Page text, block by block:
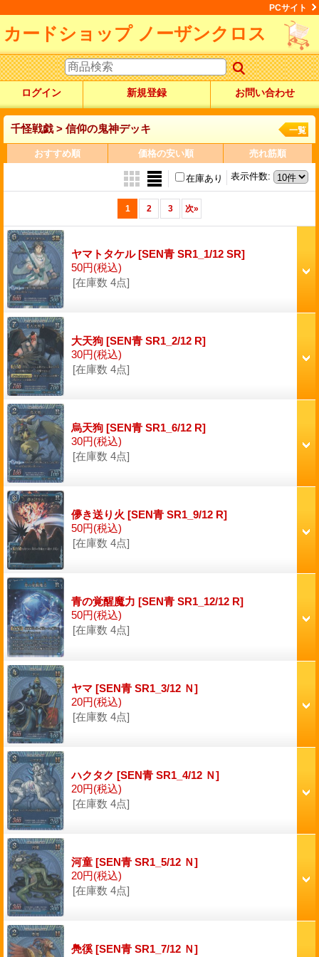
PCサイト
カードショップ ノーザンクロス
ログイン 新規登録 お問い合わせ
千怪戦戯 > 信仰の鬼神デッキ 一覧
おすすめ順 価格の安い順 売れ筋順
表示件数:
在庫あり
1 2 3 次»
ヤマトタケル[SEN青 SR1_1/12 SR]
50円(税込)
[在庫数 4点]
大天狗 [SEN青 SR1_2/12 R]
30円(税込)
[在庫数 4点]
烏天狗 [SEN青 SR1_6/12 R]
30円(税込)
[在庫数 4点]
儚き送り火 [SEN青 SR1_9/12 R]
50円(税込)
[在庫数 4点]
青の覚醒魔力 [SEN青 SR1_12/12 R]
50円(税込)
[在庫数 4点]
ヤマ [SEN青 SR1_3/12 Ｎ]
20円(税込)
[在庫数 4点]
ハクタク [SEN青 SR1_4/12 Ｎ]
20円(税込)
[在庫数 4点]
河童 [SEN青 SR1_5/12 Ｎ]
20円(税込)
[在庫数 4点]
鳧徯 [SEN青 SR1_7/12 Ｎ]